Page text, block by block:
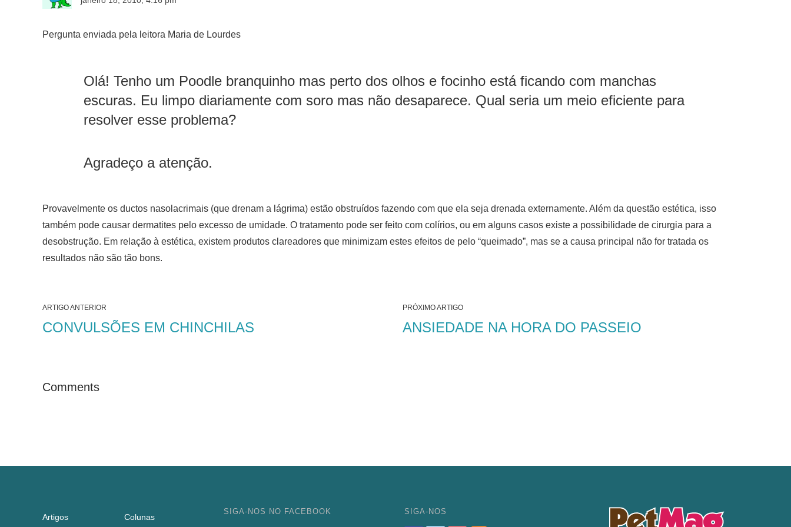
Pergunta enviada pela leitora Maria de Lourdes
Olá! Tenho um Poodle branquinho mas perto dos olhos e focinho está ficando com manchas
escuras. Eu limpo diariamente com soro mas não desaparece. Qual seria um meio eficiente para
resolver esse problema?
Agradeço a atenção.
Provavelmente os ductos nasolacrimais (que drenam a lágrima) estão obstruídos fazendo com que ela seja drenada externamente. Além da questão estética, isso
também pode causar dermatites pelo excesso de umidade. O tratamento pode ser feito com colírios, ou em alguns casos existe a possibilidade de cirurgia para a
desobstrução. Em relação à estética, existem produtos clareadores que minimizam estes efeitos de pelo “queimado”, mas se a causa principal não for tratada os
resultados não são tão bons.
ARTIGO ANTERIOR
CONVULSÕES EM CHINCHILAS
PRÓXIMO ARTIGO
ANSIEDADE NA HORA DO PASSEIO
Comments
Artigos Colunas
SIGA-NOS NO FACEBOOK SIGA-NOS